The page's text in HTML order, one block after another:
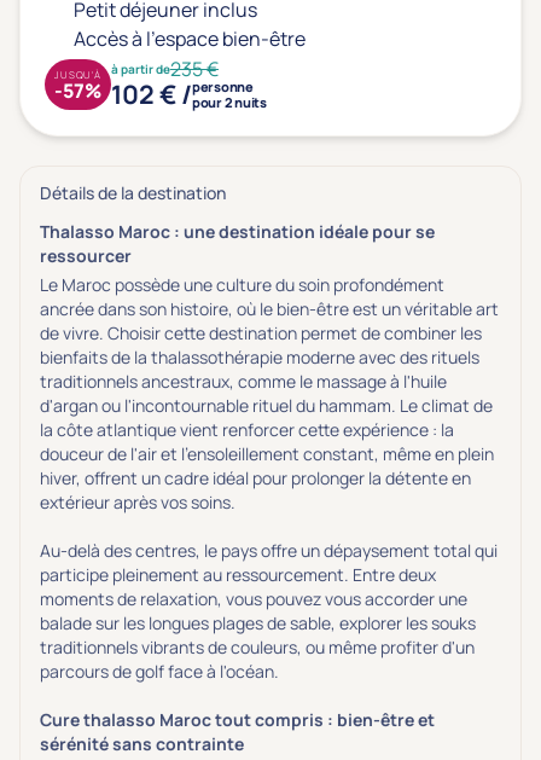
Petit déjeuner inclus
Accès à l'espace bien-être
à partir de235 €
102 € /personne
pour 2 nuits
JUSQU'À
-57%
Détails de la destination
Thalasso Maroc : une destination idéale pour se
ressourcer
Le Maroc possède une culture du soin profondément
ancrée dans son histoire, où le bien-être est un véritable art
de vivre. Choisir cette destination permet de combiner les
bienfaits de la thalassothérapie moderne avec des rituels
traditionnels ancestraux, comme le massage à l'huile
d'argan ou l'incontournable rituel du hammam. Le climat de
la côte atlantique vient renforcer cette expérience : la
douceur de l'air et l'ensoleillement constant, même en plein
hiver, offrent un cadre idéal pour prolonger la détente en
extérieur après vos soins.
Au-delà des centres, le pays offre un dépaysement total qui
participe pleinement au ressourcement. Entre deux
moments de relaxation, vous pouvez vous accorder une
balade sur les longues plages de sable, explorer les souks
traditionnels vibrants de couleurs, ou même profiter d'un
parcours de golf face à l'océan.
Cure thalasso Maroc tout compris : bien-être et
sérénité sans contrainte